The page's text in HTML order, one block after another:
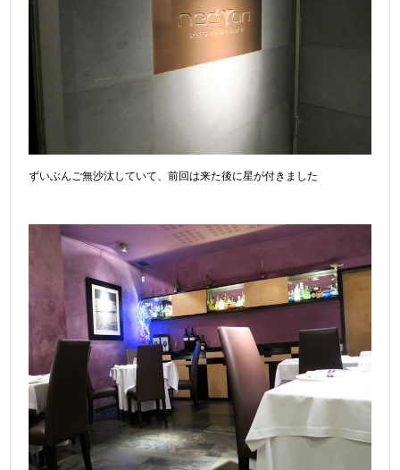
ずいぶんご無沙汰していて、前回は来た後に星が付きました